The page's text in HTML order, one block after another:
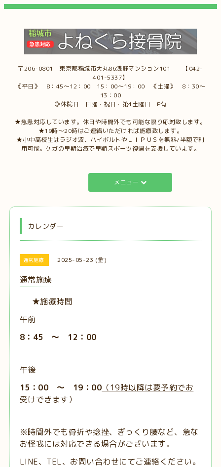
〒206-0801 東京都稲城市大丸86浅野マンション101 【042-
401-5337】
《平日》 8：45～12：00 15：00～19：00 《土曜》 8：30～
13：00
◎休院日 日曜・祝日・第4土曜日 P有
★急患対応しています。休日や時間外でも可能な限り応対致します。
★19時～20時はご連絡いただければ施療致します。
★小中高校生はラジオ波、ハイボルトやＬＩＰＵＳを無料/半額で利
用可能。ケガの早期治療で早期スポーツ復帰を支援しています。
メニュー
カレンダー
通常施療 2025-05-23 (金)
通常施療
★施療時間
午前
8：45 ～ 12：00
午後
15：00 ～ 19：00 （19時以降は要予約でお
受けできます）
※時間外でも骨折や捻挫、ぎっくり腰など、急な
お怪我には対応できる場合がございます。
LINE、TEL、お問い合わせにてご連絡ください。